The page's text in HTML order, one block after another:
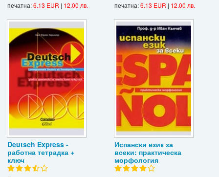
печатна:6.13 EUR | 12.00 лв.
печатна:6.13 EUR | 12.00 лв.
Deutsch Express -
работна тетрадка +
ключ
Испански език за
всеки: практическа
морфология